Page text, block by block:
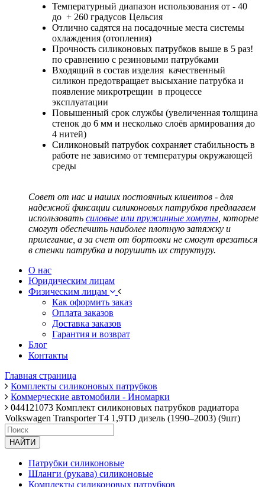
Температурный диапазон использования от - 40
до + 260 градусов Цельсия
Отлично садятся на посадочные места системы
охлаждения (отопления)
Прочность силиконовых патрубков выше в 5 раз!
по сравнению с резиновыми патрубками
Входящий в состав изделия качественный
силикон предотвращает высыхание патрубка и
появление микротрещин в процессе
эксплуатации
Повышенный срок службы (увеличенная толщина
стенок до 6 мм и несколько слоёв армирования до
4 нитей)
Силиконовый патрубок сохраняет стабильность в
работе не зависимо от температуры окружающей
среды
Совет от нас и наших постоянных клиентов - для
надежной фиксации силиконовых патрубков предлагаем
использовать силовые или пружинные хомуты , которые
смогут обеспечить наиболее плотную затяжку и
прилегание, а за счет от бортовки не смогут врезаться
в стенки патрубка и порушить их структуру.
О нас
Юридическим лицам
Физическим лицам
Как оформить заказ
Оплата заказов
Доставка заказов
Гарантия и возврат
Блог
Контакты
Главная страница
Комплекты силиконовых патрубков
Коммерческие автомобили - Иномарки
044121073 Комплект силиконовых патрубков радиатора
Volkswagen Transporter T4 1,9TD дизель (1990–2003) (9шт)
НАЙТИ
Патрубки силиконовые
Шланги (рукава) силиконовые
Комплекты силиконовых патрубков